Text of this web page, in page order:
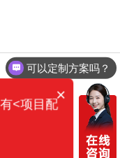
可以定制方案吗？
×
<项目配